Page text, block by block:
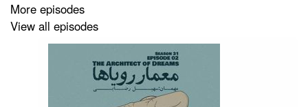
آمبرلا
More episodes
View all episodes